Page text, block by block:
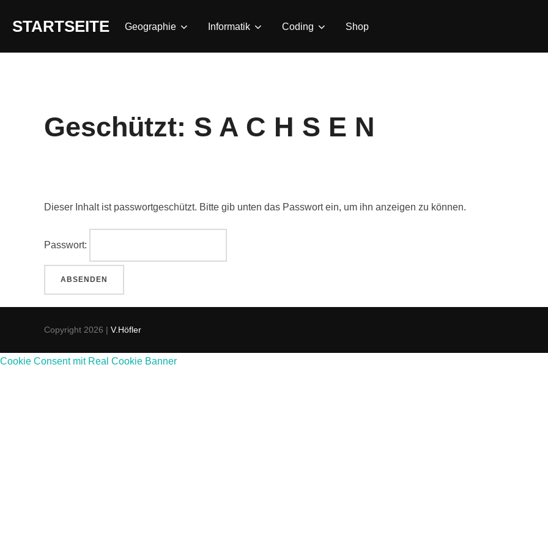
InhaltSTARTSEITE Geographie Informatik Coding Shop
Geschützt: S A C H S E N
Dieser Inhalt ist passwortgeschützt. Bitte gib unten das Passwort ein, um ihn anzeigen zu können.
Passwort:
Copyright 2026 | V.Höfler
Cookie Consent mit Real Cookie Banner